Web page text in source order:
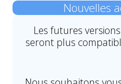
Nouvelles
Les futures
seront plus